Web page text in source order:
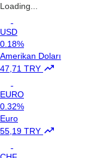
Loading...
USD
0.18%
Amerikan Doları
47,71 TRY
EURO
0.32%
Euro
55,19 TRY